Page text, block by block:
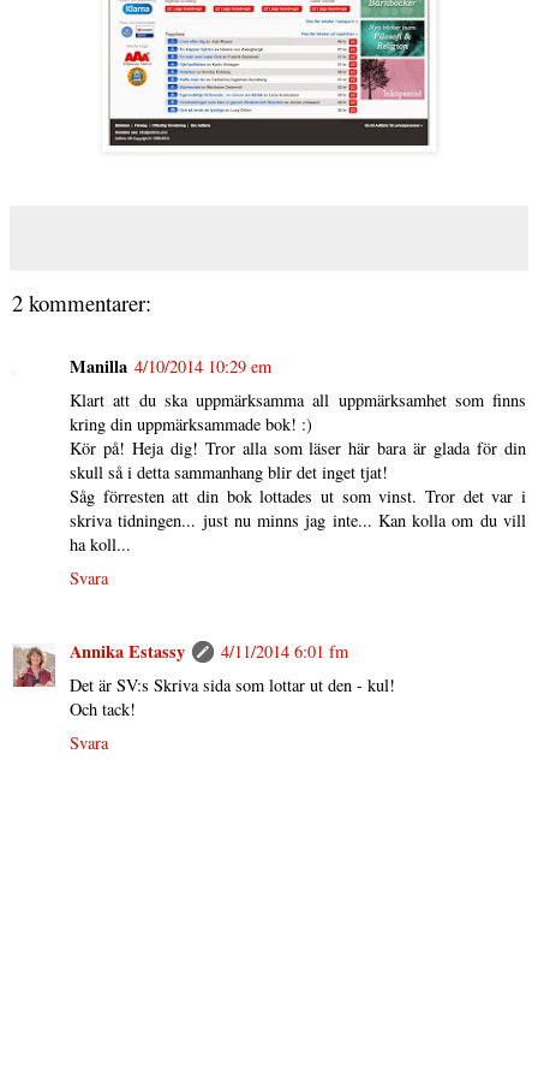
2 kommentarer:
Manilla 4/10/2014 10:29 em
Klart att du ska uppmärksamma all uppmärksamhet som finns
kring din uppmärksammade bok! :)
Kör på! Heja dig! Tror alla som läser här bara är glada för din
skull så i detta sammanhang blir det inget tjat!
Såg förresten att din bok lottades ut som vinst. Tror det var i
skriva tidningen... just nu minns jag inte... Kan kolla om du vill
ha koll...
Svara
Annika Estassy
4/11/2014 6:01 fm
Det är SV:s Skriva sida som lottar ut den - kul!
Och tack!
Svara